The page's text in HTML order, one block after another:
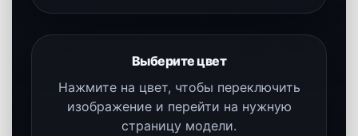
Samsung Galaxy S25 Ultra доступен в
трёх конфигурациях памяти —
выберите объём под фото, видео,